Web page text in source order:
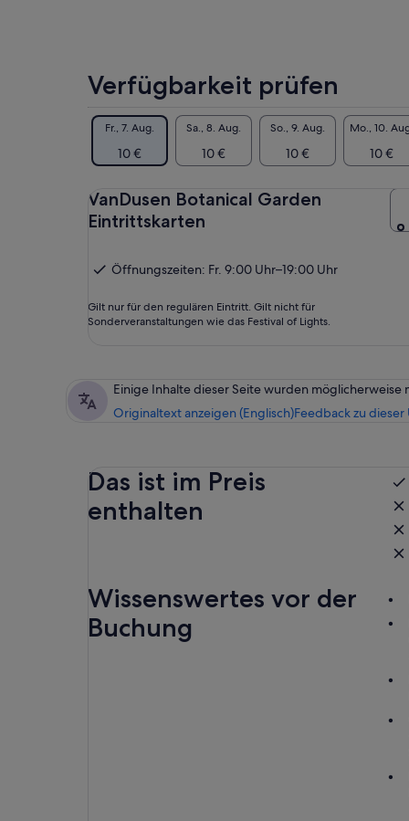
Verfügbarkeit prüfen
Fr., 7. Aug.
10 €
Sa., 8. Aug.
10 €
So., 9. Aug.
10 €
Mo., 10.
10 €
VanDusen Botanical Garden
Eintrittskarten
Öffnungszeiten: Fr. 9:00 Uhr–19:00 Uhr
Gilt nur für den regulären Eintritt. Gilt nicht für
Sonderveranstaltungen wie das Festival of Lights.
Einige Inhalte dieser Seite wurden möglicherweise
Originaltext anzeigen (Englisch)Feedback zu
Das ist im Preis
enthalten
Wissenswertes vor der
Buchung